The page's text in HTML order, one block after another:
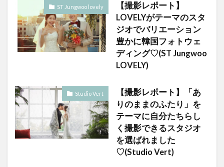
ST Jungwoo lovely
【撮影レポート】
LOVELYがテーマのスタ
ジオでバリエーション
豊かに韓国フォトウェ
ディング♡(ST Jungwoo
LOVELY)
Studio Vert
【撮影レポート】「あ
りのままのふたり」を
テーマに自分たちらし
く撮影できるスタジオ
を選ばれました
♡(Studio Vert)